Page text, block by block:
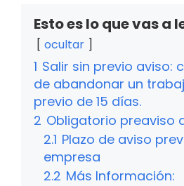
Esto es lo que vas a
ocultar
1 Salir sin previo aviso:
de abandonar un
previo de 15 días.
2 Obligatorio preaviso
2.1 Plazo de aviso
empresa
2.2 Más Información: